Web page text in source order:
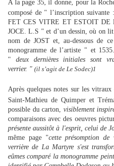
A la page 35, il donne, pour la
composé de " l’inscription
FET CES VITRE ET ESTOIT DE
JOCE. L.S " et d’un dessin, où on
nom de JOST et, au-dessous de
monogramme de l’artiste " et
" deux dernières initiales sont
verrier. " (il s’agit de Le Sodec)1
Après quelques notes sur les
Saint-Mathieu de Quimper et
possible du carton, visiblement
comparaisons avec des oeuvres
présente aussitôt à l'esprit, celui de
même page "cette présomption
verrière de La Martyre s'est
eûmes comparé la monogramme